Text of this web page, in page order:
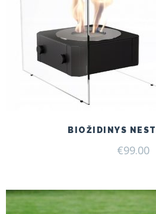
BIOŽIDINYS
€99.00